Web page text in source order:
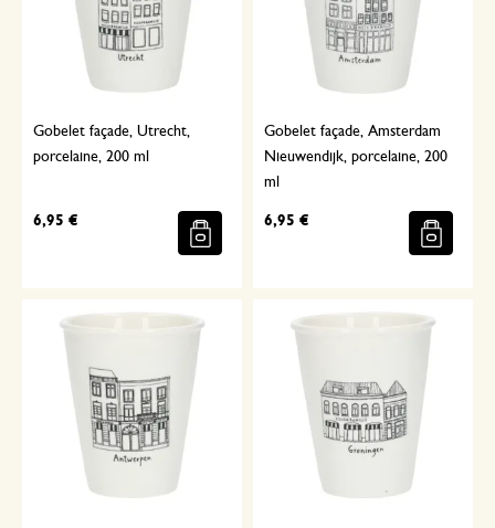
Gobelet façade, Utrecht,
porcelaine, 200 ml
6,95 €
Gobelet façade, Amsterdam
Nieuwendijk, porcelaine, 200
ml
6,95 €